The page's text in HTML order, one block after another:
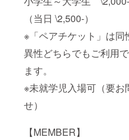
（当日 \2,500-）
※「ペアチケット」は同
異性どちらでもご利用
ます。
※未就学児入場可（要お
せ）
【MEMBER】